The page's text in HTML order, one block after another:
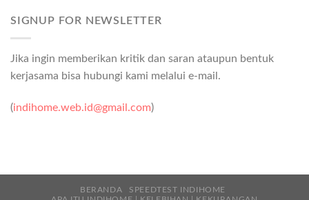
SIGNUP FOR NEWSLETTER
Jika ingin memberikan kritik dan saran ataupun bentuk
kerjasama bisa hubungi kami melalui e-mail.
(indihome.web.id@gmail.com)
BERANDA
SPEEDTEST INDIHOME